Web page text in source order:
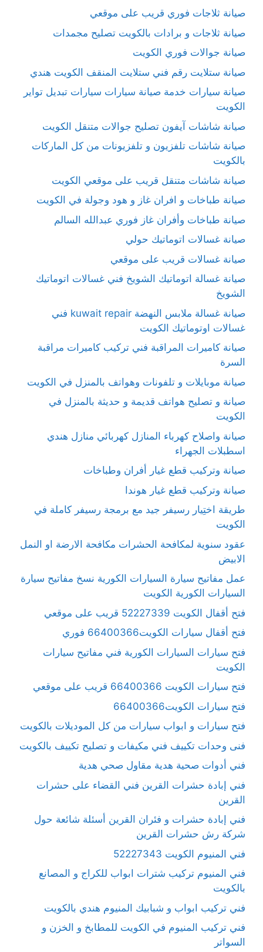
صيانة ثلاجات فوري قريب على موقعي
صيانة ثلاجات و برادات بالكويت تصليح مجمدات
صيانة جوالات فوري الكويت
صيانة ستلايت رقم فني ستلايت المنقف الكويت هندي
صيانة سيارات خدمة صيانة سيارات سيارات تبديل تواير
الكويت
صيانة شاشات آيفون تصليح جوالات متنقل الكويت
صيانة شاشات تلفزيون و تلفزيونات من كل الماركات
بالكويت
صيانة شاشات متنقل قريب على موقعي الكويت
صيانة طباخات و افران غاز و هود وجولة في الكويت
صيانة طباخات وأفران غاز فوري عبدالله السالم
صيانة غسالات اتوماتيك حولي
صيانة غسالات قريب على موقعي
صيانة غسالة اتوماتيك الشويخ فني غسالات اتوماتيك
الشويخ
صيانة غسالة ملابس النهضة kuwait repair فني
غسالات اوتوماتيك الكويت
صيانة كاميرات المراقبة فني تركيب كاميرات مراقبة
السرة
صيانة موبايلات و تلفونات وهواتف بالمنزل في الكويت
صيانة و تصليح هواتف قديمة و حديثة بالمنزل في
الكويت
صيانة واصلاح كهرباء المنازل كهربائي منازل هندي
اسطبلات الجهراء
صيانة وتركيب قطع غيار أفران وطباخات
صيانة وتركيب قطع غيار هوندا
طريقة اختِيار رسيفر جيد مع برمجة رسيفر كاملة في
الكويت
عقود سنوية لمكافحة الحشرات مكافحة الارضة او النمل
الابيض
عمل مفاتيح سيارة السيارات الكورية نسخ مفاتيح سيارة
السيارات الكورية الكويت
فتح أقفال الكويت 52227339 قريب على موقعي
فتح أقفال سيارات الكويت66400366 فوري
فتح سيارات السيارات الكورية فني مفاتيح سيارات
الكويت
فتح سيارات الكويت 66400366 قريب على موقعي
فتح سيارات الكويت66400366
فتح سيارات و ابواب سيارات من كل الموديلات بالكويت
فنى وحدات تكييف فني مكيفات و تصليح تكييف بالكويت
فني أدوات صحية هدية مقاول صحي هدية
فني إبادة حشرات القرين فني القضاء على حشرات
القرين
فني إبادة حشرات و فئران القرين أسئلة شائعة حول
شركة رش حشرات القرين
فني المنيوم الكويت 52227343
فني المنيوم تركيب شترات ابواب للكراج و المصانع
بالكويت
فني تركيب ابواب و شبابيك المنيوم هندي بالكويت
فني تركيب المنيوم في الكويت للمطابخ و الخزن و
السواتر